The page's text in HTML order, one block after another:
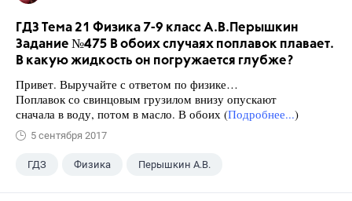
ГДЗ Тема 21 Физика 7-9 класс А.В.Перышкин
Задание №475 В обоих случаях поплавок плавает.
В какую жидкость он погружается глубже?
Привет. Выручайте с ответом по физике…
Поплавок со свинцовым грузилом внизу опускают
сначала в воду, потом в масло. В обоих (Подробнее...)
5 сентября 2017
ГДЗ Физика Перышкин А.В.